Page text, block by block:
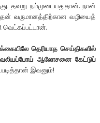
தவறு நம்முடையதுதான். நான்
வருமானத்திற்கான வழியைத்
தெரியாத செய்திகளில்
ஆலோசனை கேட்டுப்
இவனும்!